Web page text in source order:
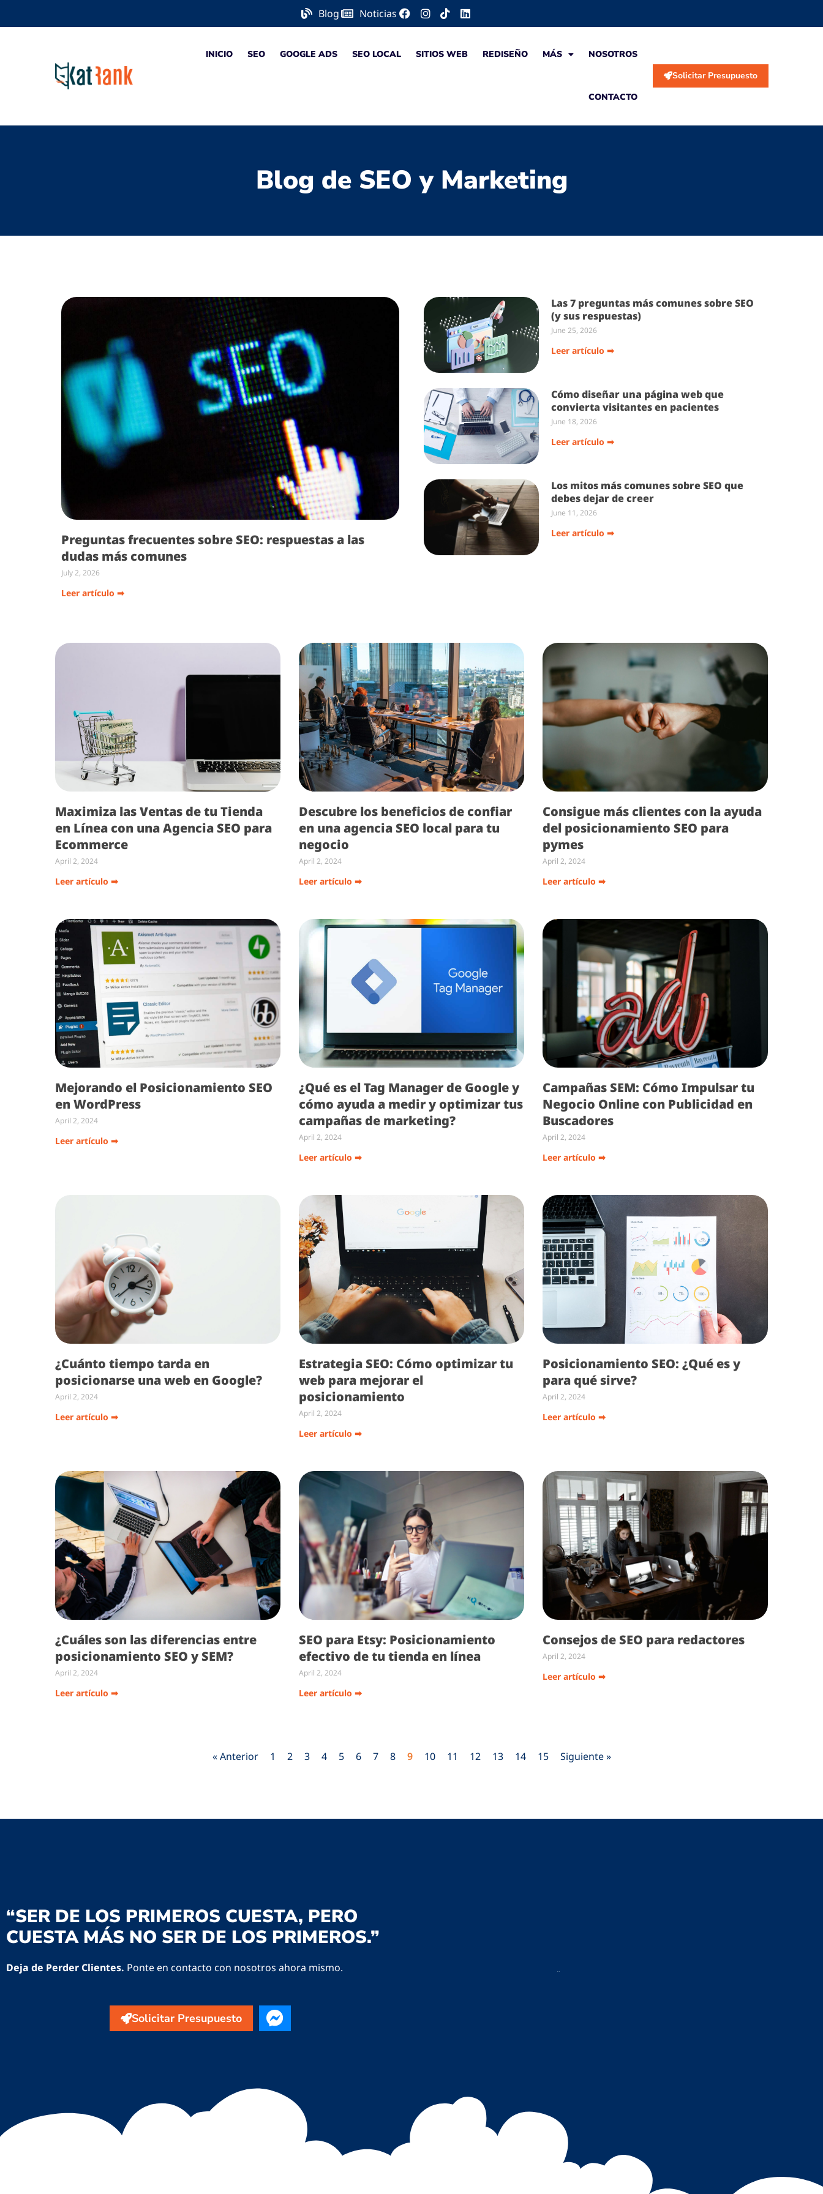
Blog Noticias
INICIO SEO GOOGLE ADS SEO LOCAL SITIOS WEB REDISEÑO MÁS NOSOTROS
CONTACTO
Solicitar Presupuesto
Blog de SEO y Marketing
Preguntas frecuentes sobre SEO: respuestas a las
dudas más comunes
July 2, 2026
Leer artículo ➡
Las 7 preguntas más comunes sobre SEO
(y sus respuestas)
June 25, 2026
Leer artículo ➡
Cómo diseñar una página web que
convierta visitantes en pacientes
June 18, 2026
Leer artículo ➡
Los mitos más comunes sobre SEO que
debes dejar de creer
June 11, 2026
Leer artículo ➡
Maximiza las Ventas de tu Tienda
en Línea con una Agencia SEO para
Ecommerce
April 2, 2024
Leer artículo ➡
Descubre los beneficios de confiar
en una agencia SEO local para tu
negocio
April 2, 2024
Leer artículo ➡
Consigue más clientes con la ayuda
del posicionamiento SEO para
pymes
April 2, 2024
Leer artículo ➡
Mejorando el Posicionamiento SEO
en WordPress
April 2, 2024
Leer artículo ➡
¿Qué es el Tag Manager de Google y
cómo ayuda a medir y optimizar tus
campañas de marketing?
April 2, 2024
Leer artículo ➡
Campañas SEM: Cómo Impulsar tu
Negocio Online con Publicidad en
Buscadores
April 2, 2024
Leer artículo ➡
¿Cuánto tiempo tarda en
posicionarse una web en Google?
April 2, 2024
Leer artículo ➡
Estrategia SEO: Cómo optimizar tu
web para mejorar el
posicionamiento
April 2, 2024
Leer artículo ➡
Posicionamiento SEO: ¿Qué es y
para qué sirve?
April 2, 2024
Leer artículo ➡
¿Cuáles son las diferencias entre
posicionamiento SEO y SEM?
April 2, 2024
Leer artículo ➡
SEO para Etsy: Posicionamiento
efectivo de tu tienda en línea
April 2, 2024
Leer artículo ➡
Consejos de SEO para redactores
April 2, 2024
Leer artículo ➡
« Anterior 1 2 3 4 5 6 7 8 9 10 11 12 13 14 15 Siguiente »
“SER DE LOS PRIMEROS CUESTA, PERO
CUESTA MÁS NO SER DE LOS PRIMEROS.”
Deja de Perder Clientes. Ponte en contacto con nosotros ahora mismo.
Solicitar Presupuesto